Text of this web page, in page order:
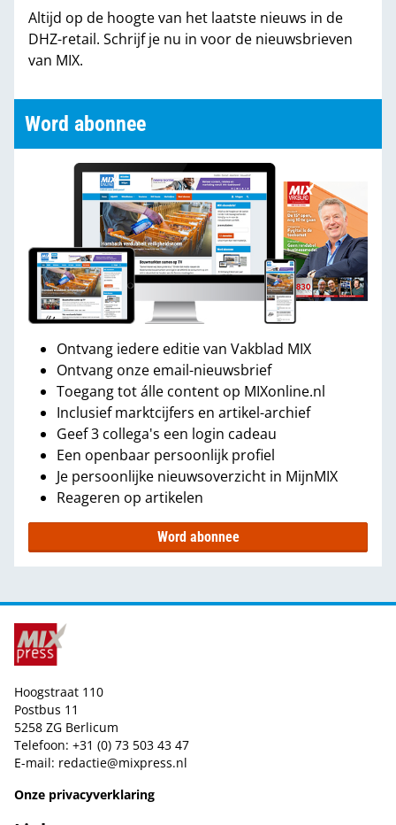
Altijd op de hoogte van het laatste nieuws in de
DHZ-retail. Schrijf je nu in voor de nieuwsbrieven
van MIX.
Word abonnee
Ontvang iedere editie van Vakblad MIX
Ontvang onze email-nieuwsbrief
Toegang tot álle content op MIXonline.nl
Inclusief marktcijfers en artikel-archief
Geef 3 collega's een login cadeau
Een openbaar persoonlijk profiel
Je persoonlijke nieuwsoverzicht in MijnMIX
Reageren op artikelen
Word abonnee
Hoogstraat 110
Postbus 11
5258 ZG Berlicum
Telefoon: +31 (0) 73 503 43 47
E-mail: redactie@mixpress.nl
Onze privacyverklaring